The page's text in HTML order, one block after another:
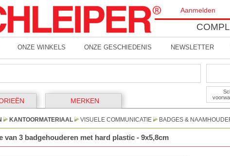
Aanmelden
ONZE WINKELS ONZE GESCHIEDENIS NEWSLETTER
MERKEN
KANTOORMATERIAAL VISUELE COMMUNICATIE BADGES &
van 3 badgehouderen met hard plastic - 9x5,8cm